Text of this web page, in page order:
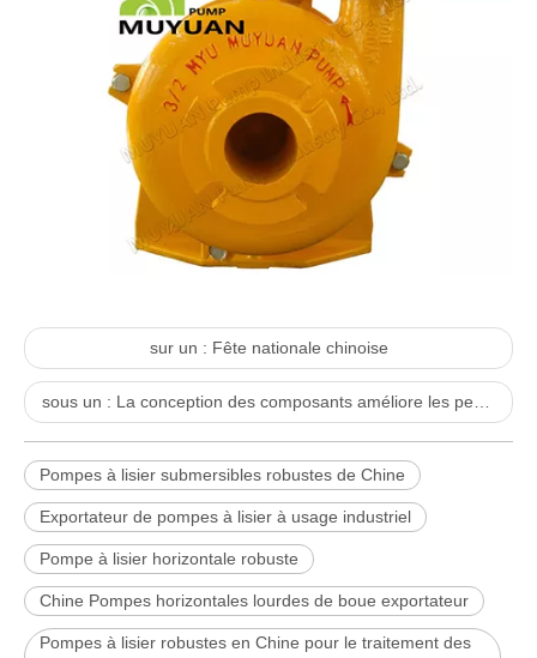
sur un : Fête nationale chinoise
sous un : La conception des composants améliore les performances de la pompe à lisier pour service intensif
Pompes à lisier submersibles robustes de Chine
Exportateur de pompes à lisier à usage industriel
Pompe à lisier horizontale robuste
Chine Pompes horizontales lourdes de boue exportateur
Pompes à lisier robustes en Chine pour le traitement des